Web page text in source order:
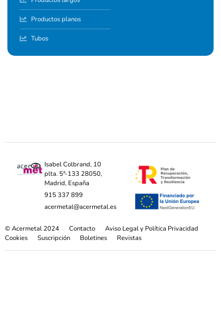
Productos planos
Tubos
Isabel Colbrand, 10
plta. 5ª-133 28050,
Madrid, España
915 337 899
acermetal@acermetal.es
© Acermetal 2024 Contacto
Aviso Legal y Política Privacidad
Cookies
Suscripción Boletines Revistas